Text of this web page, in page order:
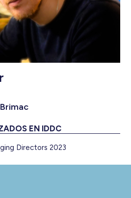
EN IDDC
Directors 2023